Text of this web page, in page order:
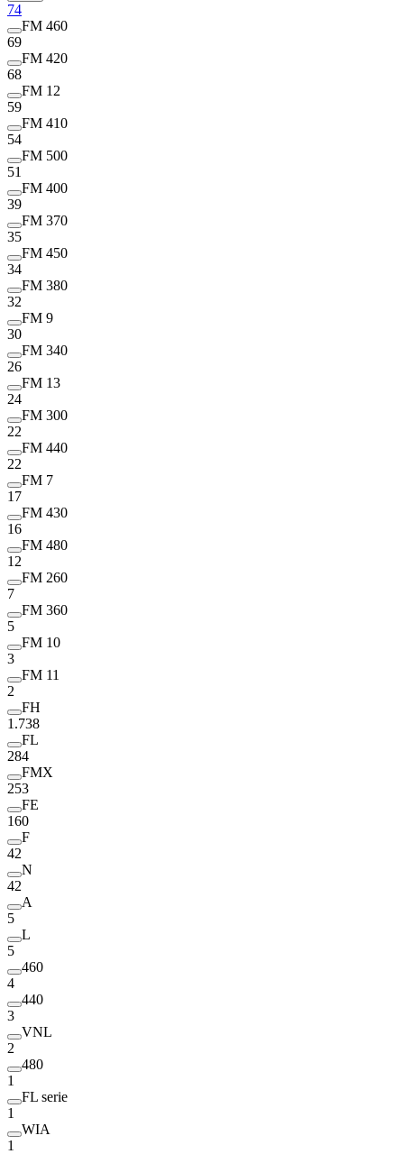
74
FM 460
69
FM 420
68
FM 12
59
FM 410
54
FM 500
51
FM 400
39
FM 370
35
FM 450
34
FM 380
32
FM 9
30
FM 340
26
FM 13
24
FM 300
22
FM 440
22
FM 7
17
FM 430
16
FM 480
12
FM 260
7
FM 360
5
FM 10
3
FM 11
2
FH
1.738
FL
284
FMX
253
FE
160
F
42
N
42
A
5
L
5
460
4
440
3
VNL
2
480
1
FL serie
1
WIA
1